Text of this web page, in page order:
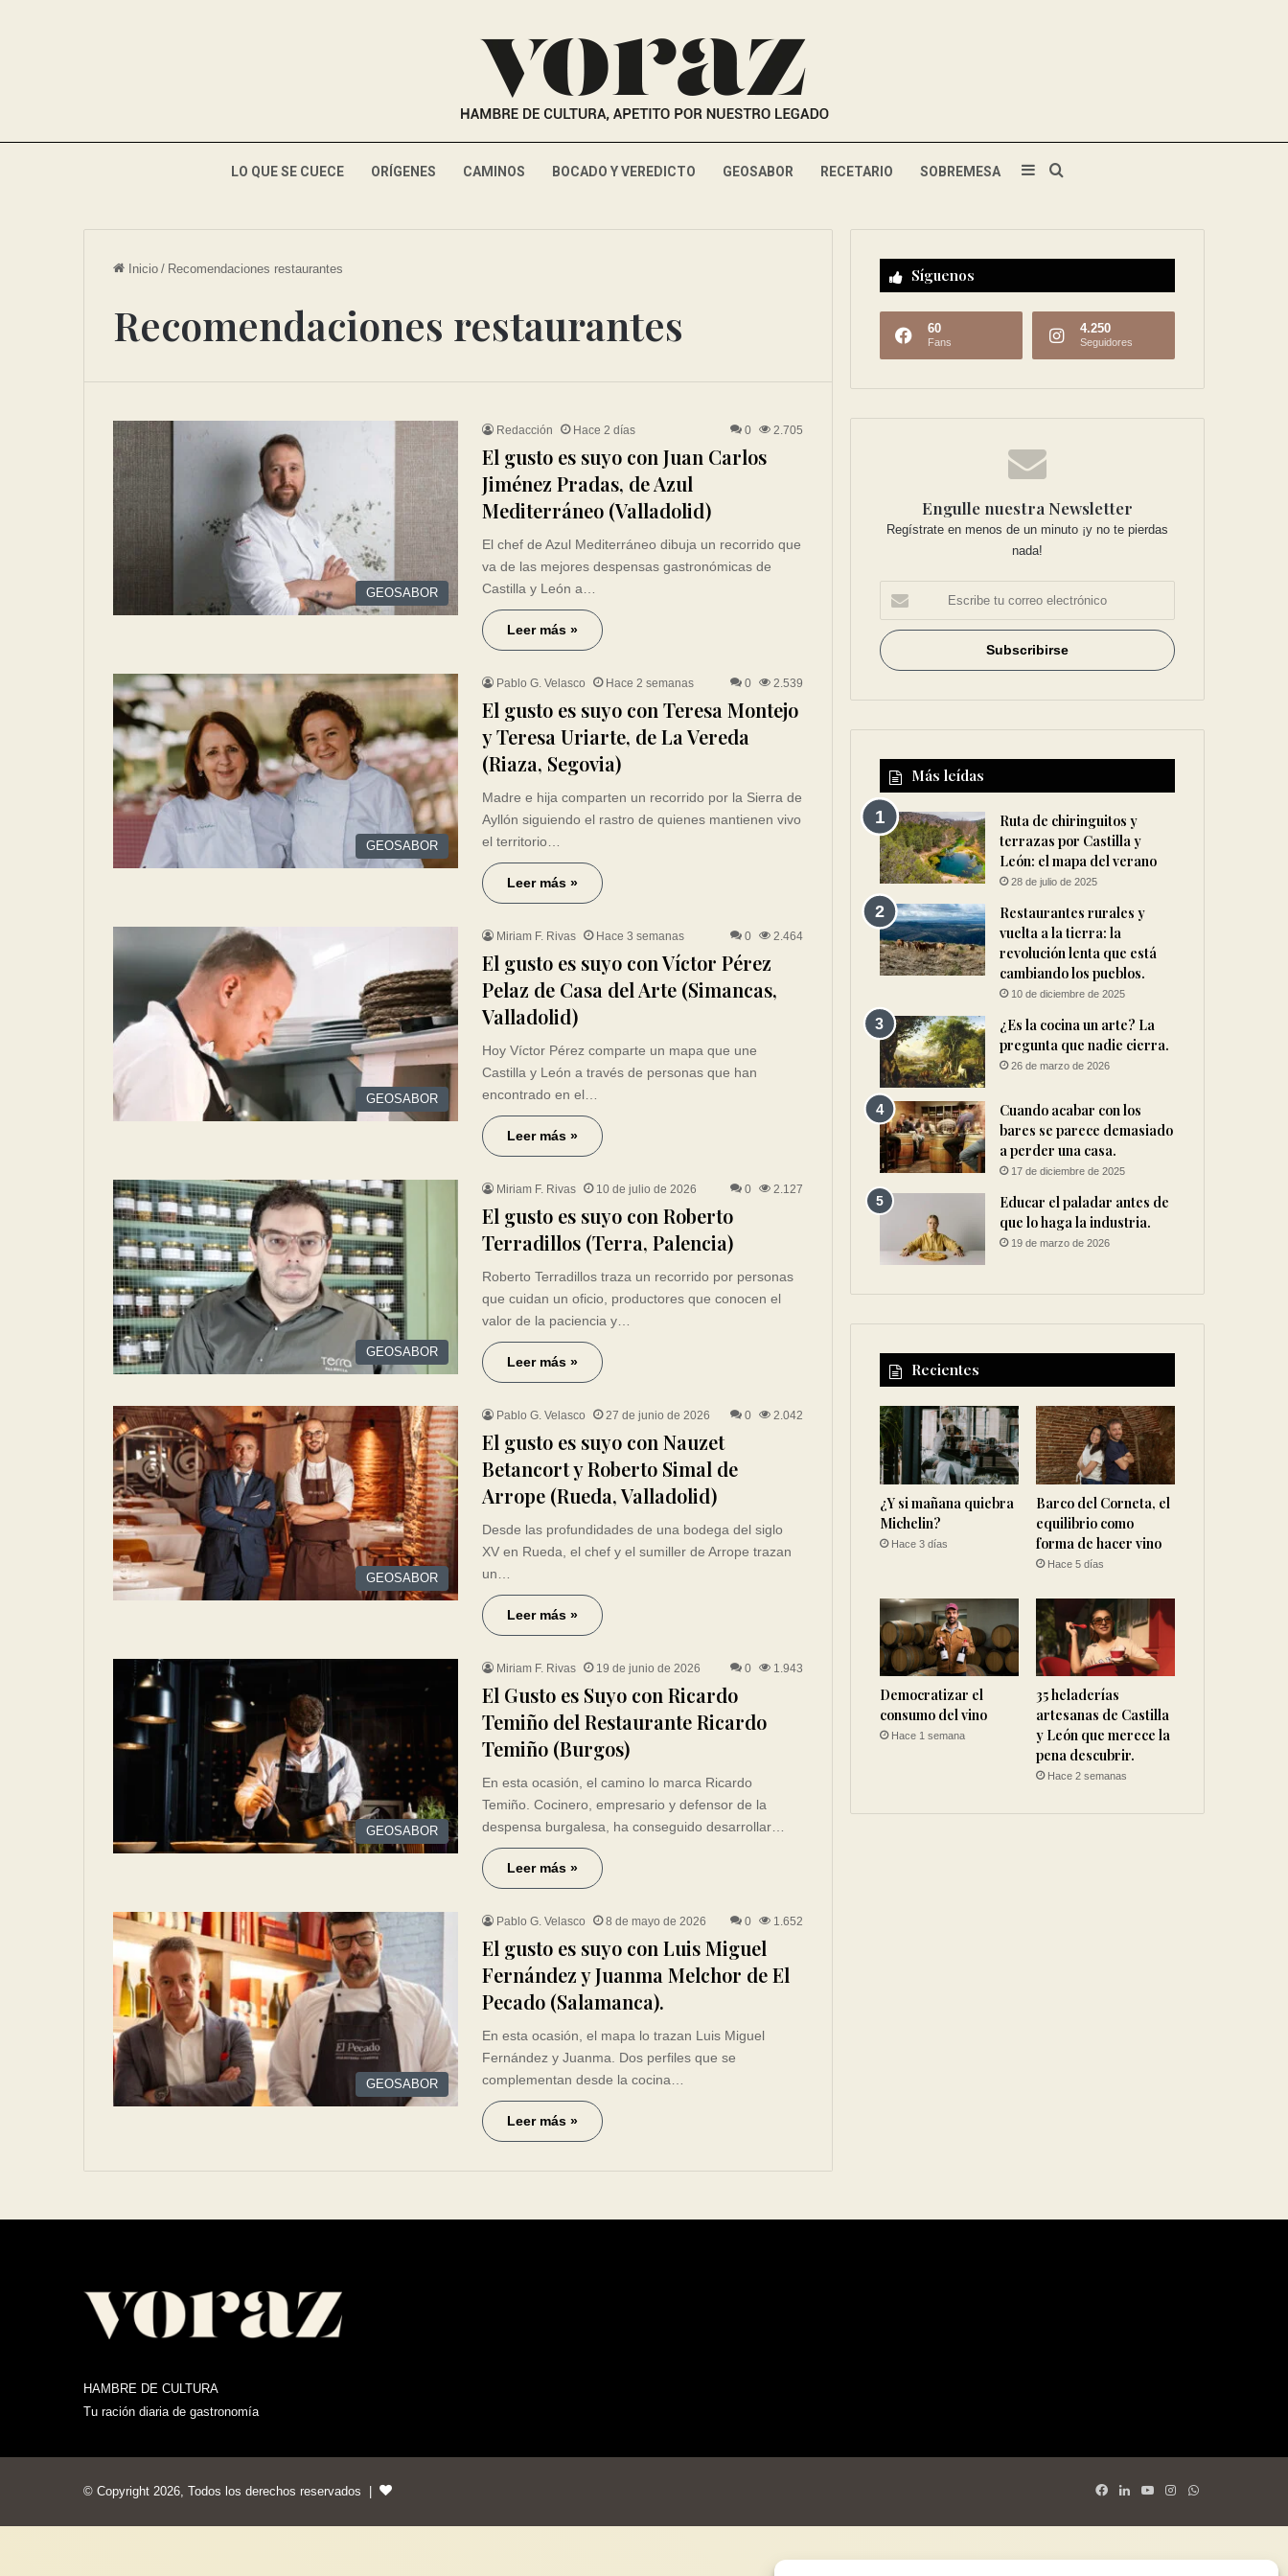
LO QUE SE CUECE ORÍGENES CAMINOS BOCADO Y VEREDICTO GEOSABOR RECETARIO SOBREMESA
Inicio / Recomendaciones restaurantes
Recomendaciones restaurantes
GEOSABOR
Redacción Hace 2 días 0 2.705
El gusto es suyo con Juan Carlos
Jiménez Pradas, de Azul
Mediterráneo (Valladolid)
El chef de Azul Mediterráneo dibuja un recorrido que
va de las mejores despensas gastronómicas de
Castilla y León a…
Leer más »
GEOSABOR
Pablo G. Velasco Hace 2 semanas 0 2.539
El gusto es suyo con Teresa Montejo
y Teresa Uriarte, de La Vereda
(Riaza, Segovia)
Madre e hija comparten un recorrido por la Sierra de
Ayllón siguiendo el rastro de quienes mantienen vivo
el territorio…
Leer más »
GEOSABOR
Miriam F. Rivas Hace 3 semanas 0 2.464
El gusto es suyo con Víctor Pérez
Pelaz de Casa del Arte (Simancas,
Valladolid)
Hoy Víctor Pérez comparte un mapa que une
Castilla y León a través de personas que han
encontrado en el…
Leer más »
GEOSABOR
Miriam F. Rivas 10 de julio de 2026 0 2.127
El gusto es suyo con Roberto
Terradillos (Terra, Palencia)
Roberto Terradillos traza un recorrido por personas
que cuidan un oficio, productores que conocen el
valor de la paciencia y…
Leer más »
GEOSABOR
Pablo G. Velasco 27 de junio de 2026 0 2.042
El gusto es suyo con Nauzet
Betancort y Roberto Simal de
Arrope (Rueda, Valladolid)
Desde las profundidades de una bodega del siglo
XV en Rueda, el chef y el sumiller de Arrope trazan
un…
Leer más »
GEOSABOR
Miriam F. Rivas 19 de junio de 2026 0 1.943
El Gusto es Suyo con Ricardo
Temiño del Restaurante Ricardo
Temiño (Burgos)
En esta ocasión, el camino lo marca Ricardo
Temiño. Cocinero, empresario y defensor de la
despensa burgalesa, ha conseguido desarrollar…
Leer más »
GEOSABOR
Pablo G. Velasco 8 de mayo de 2026 0 1.652
El gusto es suyo con Luis Miguel
Fernández y Juanma Melchor de El
Pecado (Salamanca).
En esta ocasión, el mapa lo trazan Luis Miguel
Fernández y Juanma. Dos perfiles que se
complementan desde la cocina…
Leer más »
Síguenos
60
Fans
4.250
Seguidores
Engulle nuestra Newsletter
Regístrate en menos de un minuto ¡y no te pierdas
nada!
Más leídas
Ruta de chiringuitos y
terrazas por Castilla y
León: el mapa del verano
28 de julio de 2025
Restaurantes rurales y
vuelta a la tierra: la
revolución lenta que está
cambiando los pueblos.
10 de diciembre de 2025
¿Es la cocina un arte? La
pregunta que nadie cierra.
26 de marzo de 2026
Cuando acabar con los
bares se parece demasiado
a perder una casa.
17 de diciembre de 2025
Educar el paladar antes de
que lo haga la industria.
19 de marzo de 2026
Recientes
¿Y si mañana quiebra
Michelin?
Hace 3 días
Barco del Corneta, el
equilibrio como
forma de hacer vino
Hace 5 días
Democratizar el
consumo del vino
Hace 1 semana
35 heladerías
artesanas de Castilla
y León que merece la
pena descubrir.
Hace 2 semanas
HAMBRE DE CULTURA
Tu ración diaria de gastronomía
© Copyright 2026, Todos los derechos reservados |